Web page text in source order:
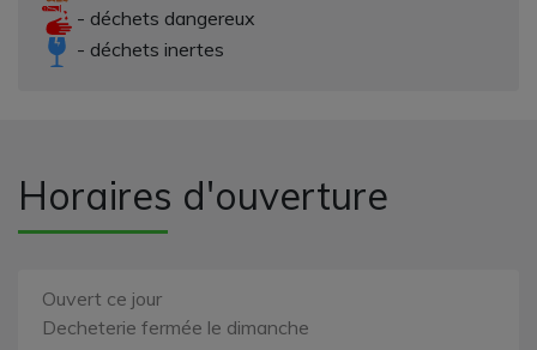
- déchets dangereux
- déchets inertes
Horaires d'ouverture
Ouvert ce jour
Decheterie fermée le dimanche